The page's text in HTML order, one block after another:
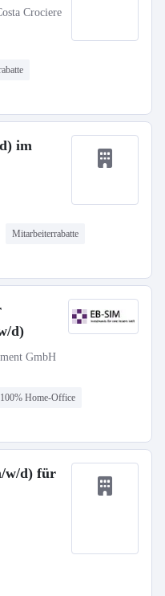
Crociere
im
Mitarbeiterrabatte
d)
GmbH
100% Home-Office
w/d) für